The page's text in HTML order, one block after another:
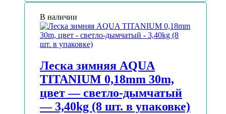
В наличии
Леска зимняя AQUA
TITANIUM 0,18mm 30m,
цвет — светло-дымчатый
— 3,40kg (8 шт. в упаковке)